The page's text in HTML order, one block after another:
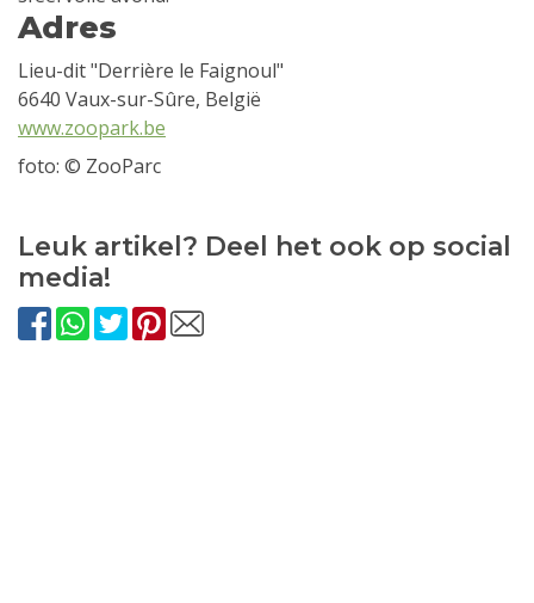
Adres
Lieu-dit "Derrière le Faignoul"
6640 Vaux-sur-Sûre, België
www.zoopark.be
foto: © ZooParc
Leuk artikel? Deel het ook op social
media!